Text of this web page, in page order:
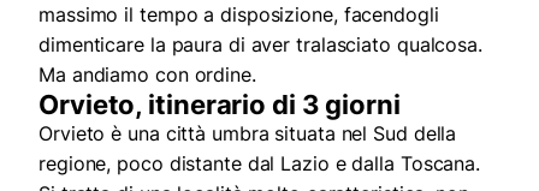
massimo il tempo a disposizione, facendogli
dimenticare la paura di aver tralasciato qualcosa.
Ma andiamo con ordine.
Orvieto, itinerario di 3 giorni
Orvieto è una città umbra situata nel Sud della
regione, poco distante dal Lazio e dalla Toscana.